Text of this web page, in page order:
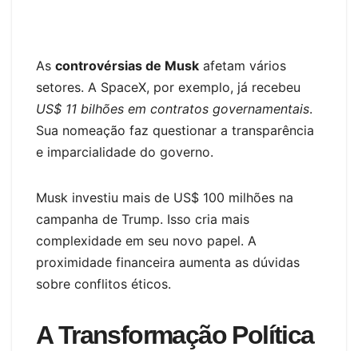
As controvérsias de Musk afetam vários
setores. A SpaceX, por exemplo, já recebeu
US$ 11 bilhões em contratos governamentais.
Sua nomeação faz questionar a transparência
e imparcialidade do governo.
Musk investiu mais de US$ 100 milhões na
campanha de Trump. Isso cria mais
complexidade em seu novo papel. A
proximidade financeira aumenta as dúvidas
sobre conflitos éticos.
A Transformação Política